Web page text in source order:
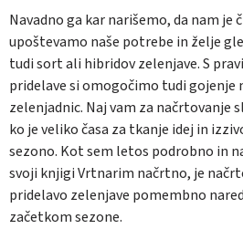
Navadno ga kar narišemo, da nam je
upoštevamo naše potrebe in želje
tudi sort ali hibridov zelenjave. S
pridelave si omogočimo tudi gojenje
zelenjadnic. Naj vam za načrtovanje
ko je veliko časa za tkanje idej in
sezono. Kot sem letos podrobno in
svoji knjigi Vrtnarim načrtno, je
pridelavo zelenjave pomembno
začetkom sezone.